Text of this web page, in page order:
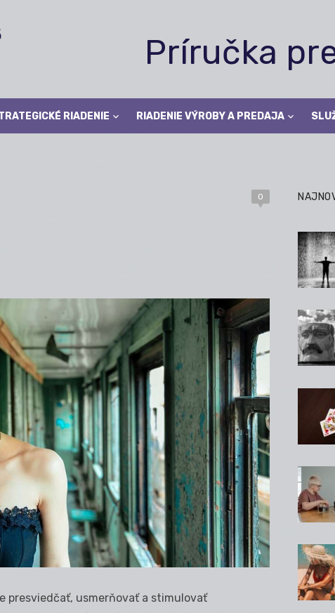
Príručka
RIADENIE RIADENIE VÝROBY A PREDAJA
0
presviedčať, usmerňovať a stimulovať